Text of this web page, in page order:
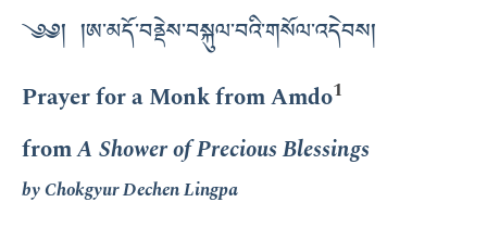
༄༅། །ཨ་མདོ་བནྡེས་བསྐུལ་བའི་གསོལ་འདེབས།
Prayer for a Monk from Amdo1
fromA Shower of Precious Blessings
by Chokgyur Dechen Lingpa